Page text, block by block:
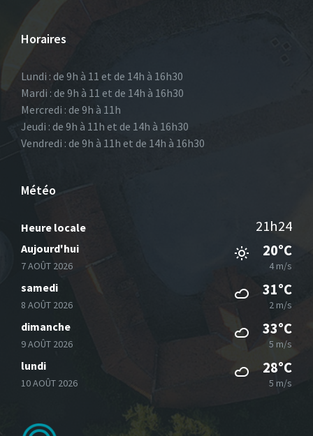
Horaires
Lundi : de 9h à 11 et de 14h à 16h30
Mardi : de 9h à 11 et de 14h à 16h30
Mercredi : de 9h à 11h
Jeudi : de 9h à 11h et de 14h à 16h30
Vendredi : de 9h à 11h et de 14h à 16h30
Météo
Heure locale 21h24
Aujourd'hui
7 AOÛT 2026
20°C
4 m/s
samedi
8 AOÛT 2026
31°C
2 m/s
dimanche
9 AOÛT 2026
33°C
5 m/s
lundi
10 AOÛT 2026
28°C
5 m/s